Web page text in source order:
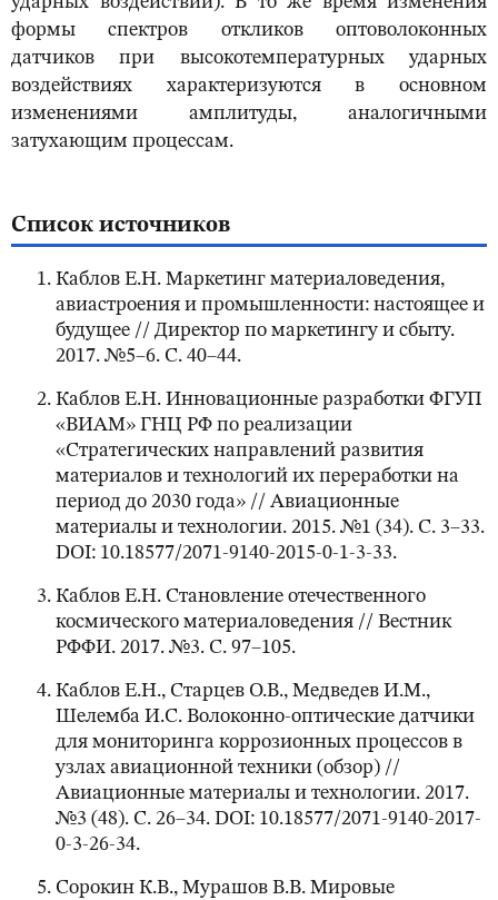
формы спектров откликов оптоволоконных
датчиков при высокотемпературных ударных
воздействиях характеризуются в основном
изменениями амплитуды, аналогичными
затухающим процессам.
Список источников
Каблов Е.Н. Маркетинг материаловедения,
авиастроения и промышленности: настоящее и
будущее // Директор по маркетингу и сбыту.
2017. №5–6. С. 40–44.
Каблов Е.Н. Инновационные разработки ФГУП
«ВИАМ» ГНЦ РФ по реализации
«Стратегических направлений развития
материалов и технологий их переработки на
период до 2030 года» // Авиационные
материалы и технологии. 2015. №1 (34). С. 3–33.
DOI: 10.18577/2071-9140-2015-0-1-3-33.
Каблов Е.Н. Становление отечественного
космического материаловедения // Вестник
РФФИ. 2017. №3. С. 97–105.
Каблов Е.Н., Старцев О.В., Медведев И.М.,
Шелемба И.С. Волоконно-оптические датчики
для мониторинга коррозионных процессов в
узлах авиационной техники (обзор) //
Авиационные материалы и технологии. 2017.
№3 (48). С. 26–34. DOI: 10.18577/2071-9140-2017-
0-3-26-34.
Сорокин К.В., Мурашов В.В. Мировые